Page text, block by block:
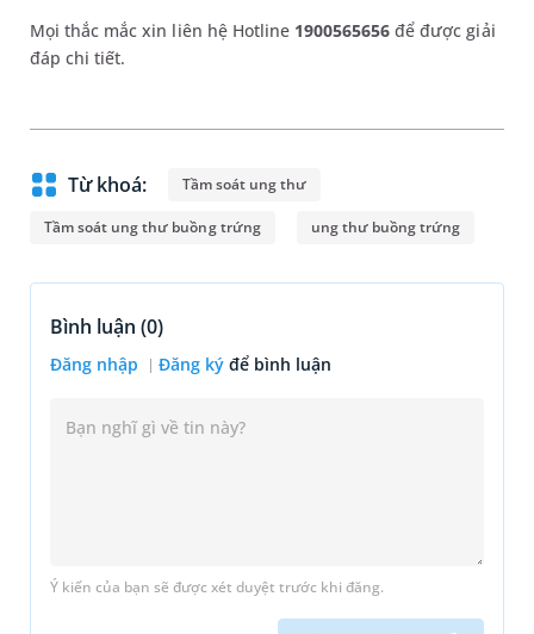
Mọi thắc mắc xin liên hệ Hotline 1900565656 để được giải
đáp chi tiết.
Từ khoá: Tầm soát ung thư
Tầm soát ung thư buồng trứng ung thư buồng trứng
Bình luận (0)
Đăng nhập Đăng ký để bình luận
Ý kiến của bạn sẽ được xét duyệt trước khi đăng.